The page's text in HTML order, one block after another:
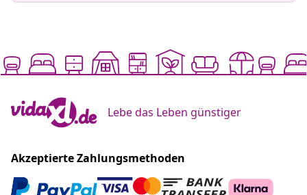
Lebe das Leben günstiger
Akzeptierte Zahlungsmethoden